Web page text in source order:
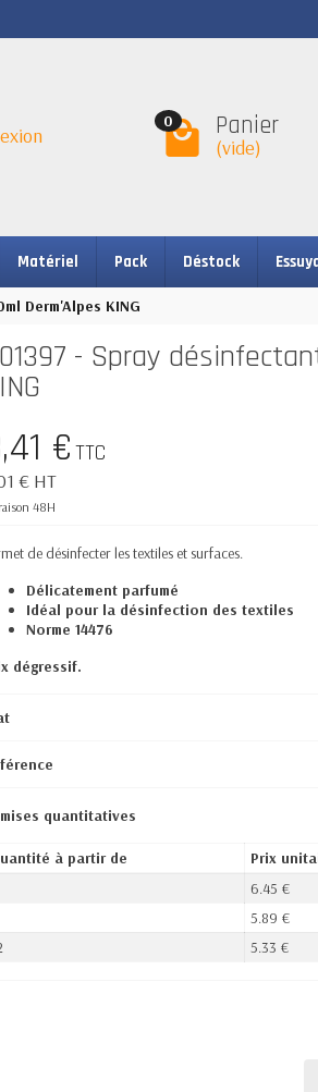
0 Panier
(vide)
Matériel Pack Déstock
Derm'Alpes KING
- Spray
€TTC
€ HT
48H
de désinfecter les textiles et surfaces.
Délicatement parfumé
Idéal pour la désinfection des textiles
Norme 14476
dégressif.
quantitatives
à partir de Prix
6.45 €
5.89 €
5.33 €